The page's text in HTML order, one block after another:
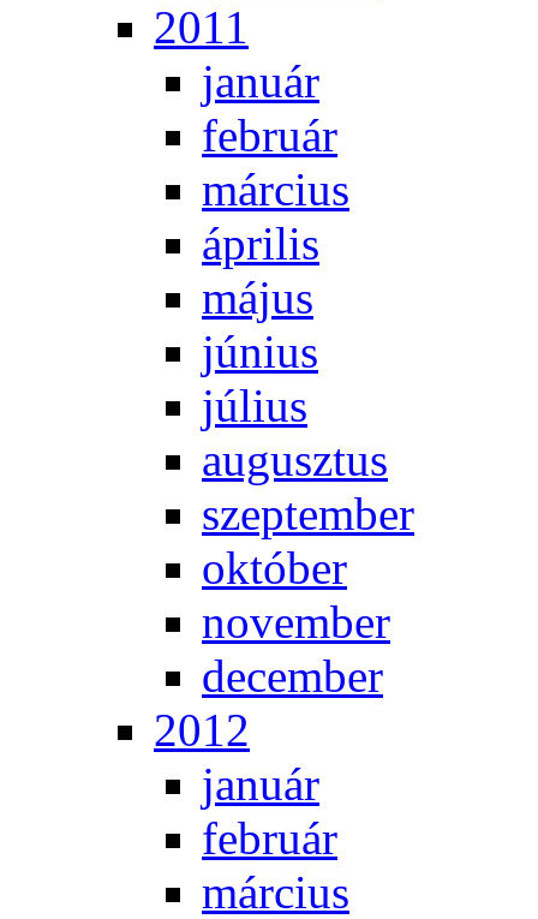
2011
ja­nu­ár
feb­ru­ár
már­ci­us
áp­ri­lis
má­jus
jú­ni­us
jú­li­us
au­gusz­tus
szep­tem­ber
ok­tó­ber
no­vem­ber
de­cem­ber
2012
ja­nu­ár
feb­ru­ár
már­ci­us